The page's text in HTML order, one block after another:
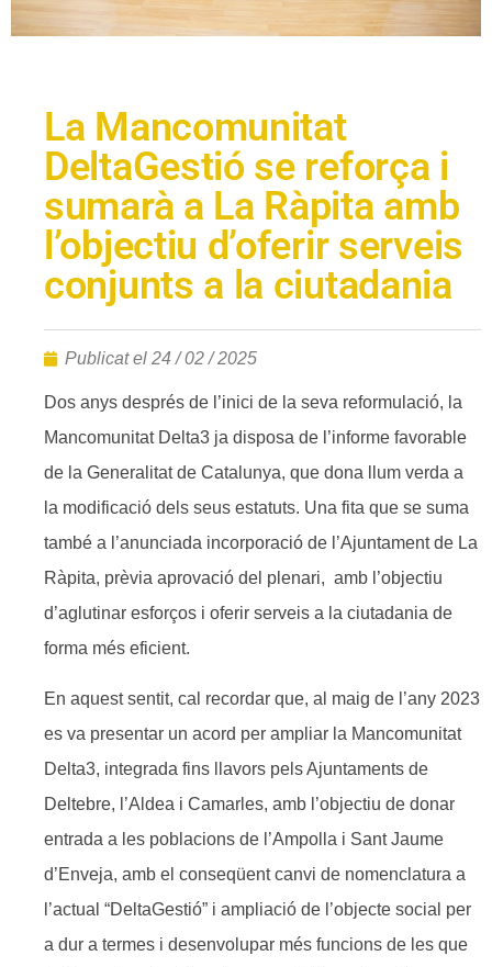
La Mancomunitat
DeltaGestió se reforça i
sumarà a La Ràpita amb
l’objectiu d’oferir serveis
conjunts a la ciutadania
Publicat el 24 / 02 / 2025
Dos anys després de l’inici de la seva reformulació, la
Mancomunitat Delta3 ja disposa de l’informe favorable
de la Generalitat de Catalunya, que dona llum verda a
la modificació dels seus estatuts. Una fita que se suma
també a l’anunciada incorporació de l’Ajuntament de La
Ràpita, prèvia aprovació del plenari, amb l’objectiu
d’aglutinar esforços i oferir serveis a la ciutadania de
forma més eficient.
En aquest sentit, cal recordar que, al maig de l’any 2023
es va presentar un acord per ampliar la Mancomunitat
Delta3, integrada fins llavors pels Ajuntaments de
Deltebre, l’Aldea i Camarles, amb l’objectiu de donar
entrada a les poblacions de l’Ampolla i Sant Jaume
d’Enveja, amb el conseqüent canvi de nomenclatura a
l’actual “DeltaGestió” i ampliació de l’objecte social per
a dur a termes i desenvolupar més funcions de les que